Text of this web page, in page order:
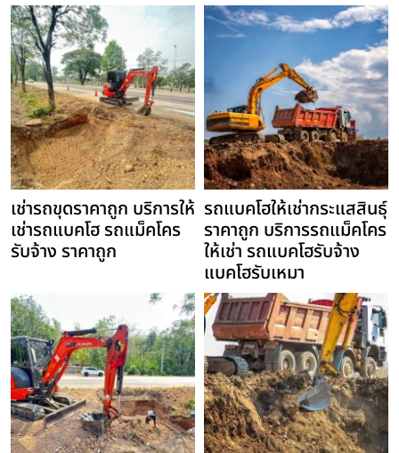
เช่ารถขุดราคาถูก บริการให้
เช่ารถแบคโฮ รถแม็คโคร
รับจ้าง ราคาถูก
รถแบคโฮให้เช่ากระแสสินธุ์
ราคาถูก บริการรถแม็คโคร
ให้เช่า รถแบคโฮรับจ้าง
แบคโฮรับเหมา